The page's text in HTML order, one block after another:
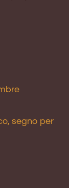
segno per